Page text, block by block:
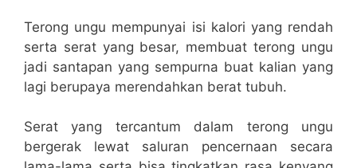
Terong ungu mempunyai isi kalori yang rendah
serta serat yang besar, membuat terong ungu
jadi santapan yang sempurna buat kalian yang
lagi berupaya merendahkan berat tubuh.
Serat yang tercantum dalam terong ungu
bergerak lewat saluran pencernaan secara